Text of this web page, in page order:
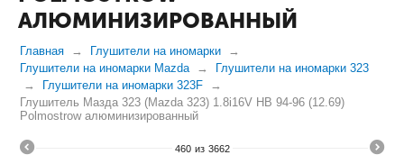
АЛЮМИНИЗИРОВАННЫЙ
Главная
Глушители на иномарки
Глушители на иномарки Mazda
Глушители на иномарки 323
Глушители на иномарки 323F
Глушитель Мазда 323 (Mazda 323) 1.8i16V HB 94-96 (12.69)
Polmostrow алюминизированный
460 из 3662